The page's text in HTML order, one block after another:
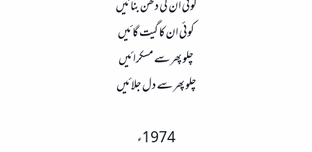
کوئی ان کی دھُن بنائیں
کوئی ان کا گیت گائیں
چلو پھر سے مسکرائیں
چلو پھر سے دل جلائیں​
1974ء​